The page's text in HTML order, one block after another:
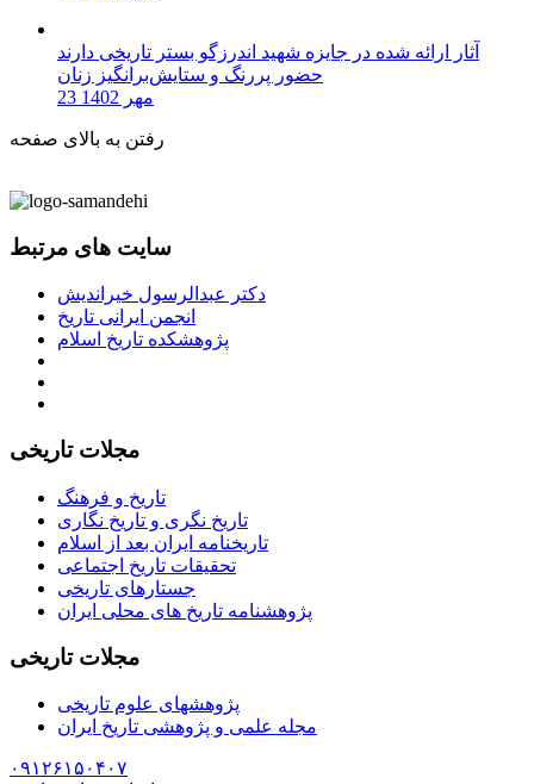
آثار ارائه شده در جایزه شهید اندرزگو بستر تاریخی دارند
حضور پررنگ و ستایش‌برانگیز زنان
23 مهر 1402
رفتن به بالای صفحه
سایت های مرتبط
دکتر عبدالرسول خیراندیش
انجمن ایرانی تاریخ
پژوهشکده تاریخ اسلام
مجلات تاریخی
تاریخ و فرهنگ
تاریخ نگری و تاریخ نگاری
تاریخنامه ایران بعد از اسلام
تحقیقات تاریخ اجتماعی
جستارهای تاریخی
پژوهشنامه تاریخ های محلی ایران
مجلات تاریخی
پژوهشهای علوم تاریخی
مجله علمی و پژوهشی تاریخ ایران
۰۹۱۲۶۱۵۰۴۰۷